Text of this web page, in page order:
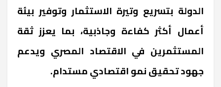
الدولة بتسريع وتيرة الاستثمار وتوفير بيئة
أعمال أكثر كفاءة وجاذبية، بما يعزز ثقة
المستثمرين في الاقتصاد المصري ويدعم
جهود تحقيق نمو اقتصادي مستدام.